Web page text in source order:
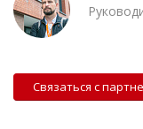
Связаться с